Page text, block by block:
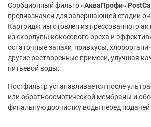
Сорбционный фильтр«АкваПрофи»
предназначен для завершающей стадии
Картридж изготовлен из прессованного
из скорлупы кокосового ореха и
остаточные запахи, привкусы,
другие растворенные примеси, улучшая
питьевой воды.
Постфильтр устанавливается после
или обратноосмотической мембраны и
финальную доочистку воды перед